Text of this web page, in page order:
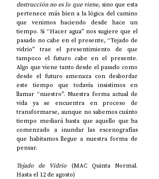
destrucción no es lo que viene, sino que esta
pertenece más bien a la lógica del camino
que venimos haciendo desde hace un
tiempo. Si “Hacer agua” nos sugiere que el
pasado no cabe en el presente, “Tejado de
vidrio” trae el presentimiento de que
tampoco el futuro cabe en el presente.
Algo que viene tanto desde el pasado como
desde el futuro amenaza con desbordar
este tiempo que todavía insistimos en
llamar “nuestro”. Nuestra forma actual de
vida ya se encuentra en proceso de
transformarse, aunque no sabemos cuánto
tiempo mediará hasta que aquello que ha
comenzado a inundar las escenografías
que habitamos llegue a nuestra forma de
pensar.
Tejado de Vidrio (MAC Quinta Normal.
Hasta el 12 de agosto)